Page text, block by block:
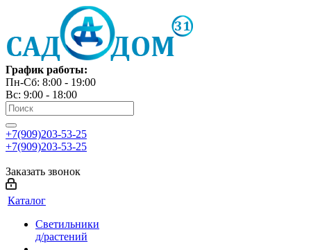
График работы:
Пн-Сб: 8:00 - 19:00
Вс: 9:00 - 18:00
+7(909)203-53-25
+7(909)203-53-25
Заказать звонок
Каталог
Светильники
д/растений